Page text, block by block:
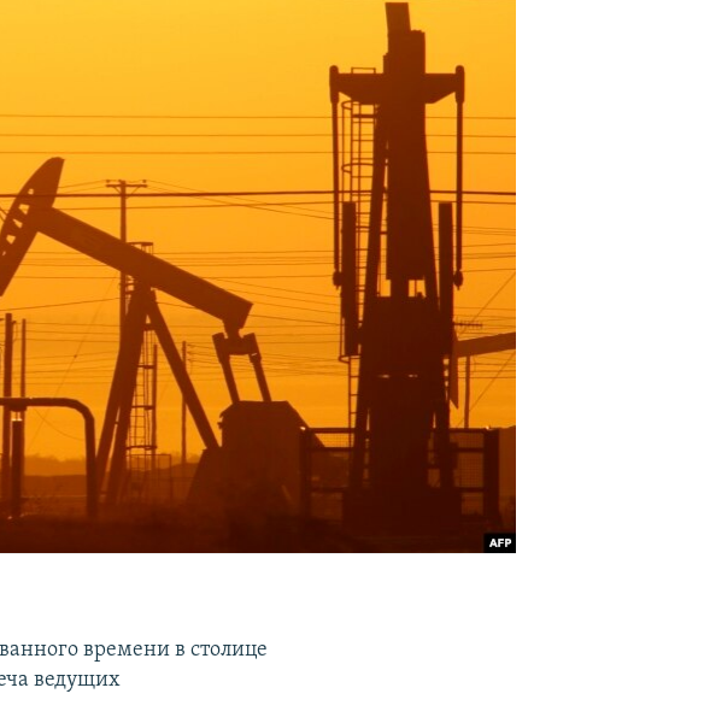
времени в столице
ведущих